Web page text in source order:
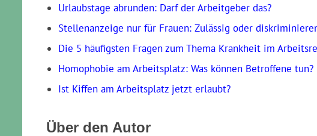
Weitere interessante News
Kündigung in der Probezeit: Darf Arbeitslosengeld II
7 Krank­meldungsirrtümer, von denen Arbeitnehmer wissen
10 Irrtümer über Schwerbehinderung im Job - Wir klären
Urlaubstage abrunden: Darf der Arbeitgeber das?